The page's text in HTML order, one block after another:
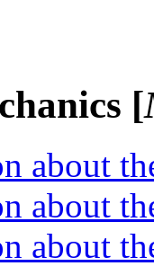
[
about
about
about